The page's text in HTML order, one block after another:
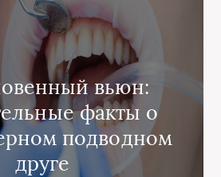
вьюн:
факты о
подводном
друге